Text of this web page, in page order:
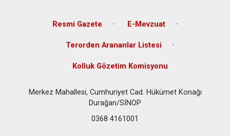
Resmi Gazete E-Mevzuat
Terorden Arananlar Listesi
Kolluk Gözetim Komisyonu
Merkez Mahallesi, Cumhuriyet Cad. Hükümet Konağı
Durağan/SİNOP
0368 4161001